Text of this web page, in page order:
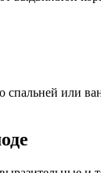
спальней или